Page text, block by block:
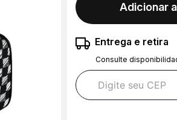
Adicionar
Entrega e retira
Consulte